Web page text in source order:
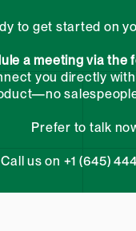
to get started on
a meeting via the
you directly
Prefer to talk
Call us on +1 (645)